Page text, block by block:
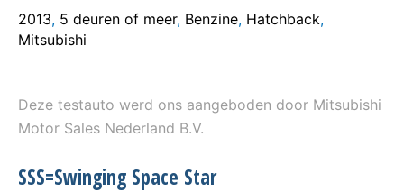
2013, 5 deuren of meer, Benzine, Hatchback,
Mitsubishi
Deze testauto werd ons aangeboden door Mitsubishi
Motor Sales Nederland B.V.
SSS=Swinging Space Star